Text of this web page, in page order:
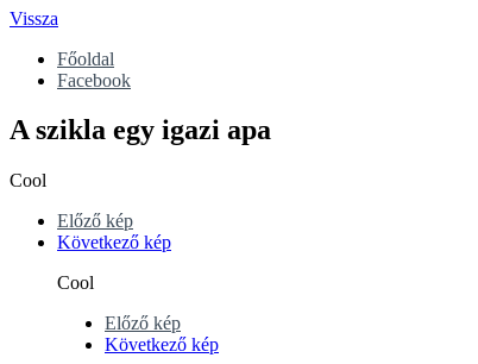
Vissza
Főoldal
Facebook
A szikla egy igazi apa
Cool
Előző kép
Következő kép
Cool
Előző kép
Következő kép